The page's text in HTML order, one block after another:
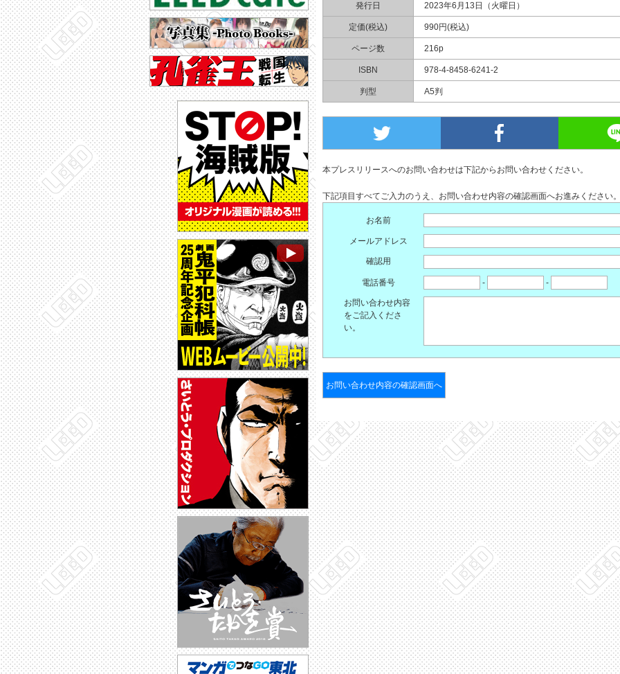
発行日 2023年6月13日（火曜日）
定価(税込) 990円(税込)
ページ数 216p
ISBN 978-4-8458-6241-2
判型 A5判
本プレスリリースへのお問い合わせは下記からお問い合わせください。
下記項目すべてご入力のうえ、お問い合わせ内容の確認画面へお進みください
お名前
メールアドレス
確認用
電話番号 - -
お問い合わせ内容
をご記入くださ
い。